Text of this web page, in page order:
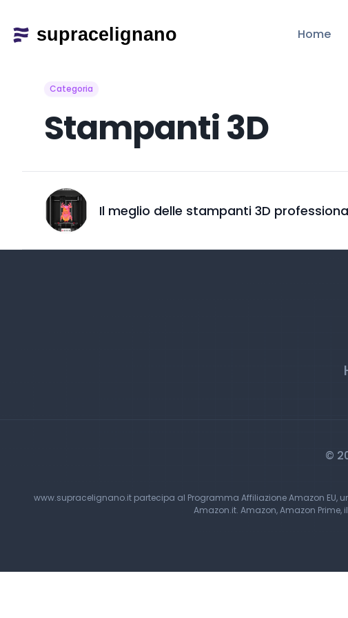
Home
Categoria
Stampanti 3D
Il meglio delle stampanti 3D
©
www.supracelignano.it partecipa al Programma Affiliazione Amazon
Amazon.it. Amazon, Amazon